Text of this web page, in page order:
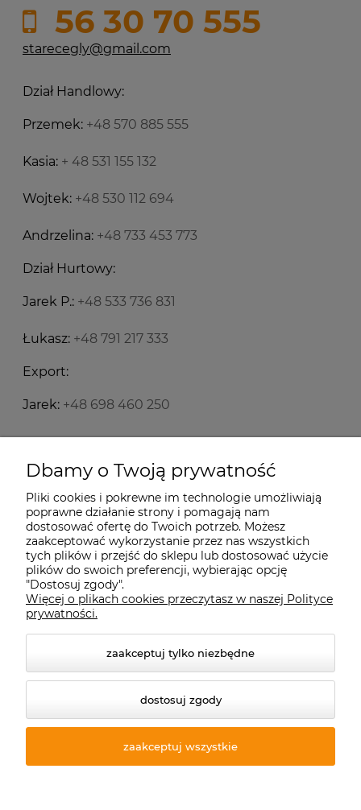
56 30 70 555
starecegly@gmail.com
Dział Handlowy:
Przemek: +48 570 885 555
Kasia: + 48 531 155 132
Wojtek: +48 530 112 694
Andrzelina: +48 733 453 773
Dział Hurtowy:
Jarek P.: +48 533 736 831
Łukasz: +48 791 217 333
Export:
Jarek: +48 698 460 250
Starecegly.com
Płatności i dostawa
Moje konto
Informacje
© 2026 starecegly.com. Wszelkie prawa zastrzeżone.
Dbamy o Twoją prywatność
Pliki cookies i pokrewne im technologie umożliwiają
poprawne działanie strony i pomagają nam
dostosować ofertę do Twoich potrzeb. Możesz
zaakceptować wykorzystanie przez nas wszystkich
tych plików i przejść do sklepu lub dostosować użycie
plików do swoich preferencji, wybierając opcję
"Dostosuj zgody".
Więcej o plikach cookies przeczytasz w naszej Polityce
prywatności.
zaakceptuj tylko niezbędne
dostosuj zgody
zaakceptuj wszystkie